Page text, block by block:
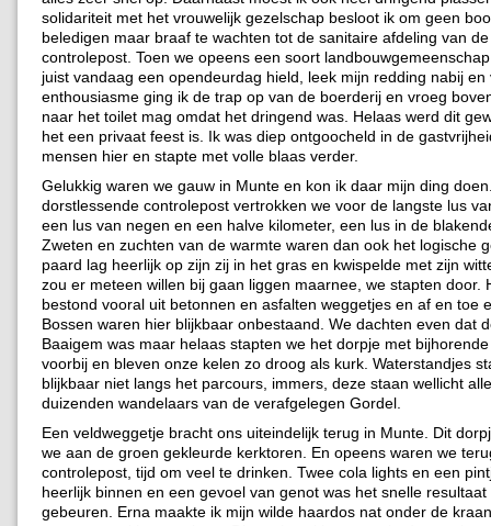
solidariteit met het vrouwelijk gezelschap besloot ik om geen
beledigen maar braaf te wachten tot de sanitaire afdeling van
controlepost. Toen we opeens een soort
juist vandaag een opendeurdag hield, leek mijn redding nabij en
enthousiasme ging ik de trap op van de boerderij en vroeg
naar het toilet mag omdat het dringend was. Helaas werd dit
het een privaat feest is. Ik was diep ontgoocheld in de
mensen hier en stapte met volle blaas verder.
Gelukkig waren we gauw in Munte en kon ik daar mijn ding
dorstlessende controlepost vertrokken we voor de langste lus
een lus van negen en een halve kilometer, een lus in de
Zweten en zuchten van de warmte waren dan ook het logische
paard lag heerlijk op zijn zij in het gras en kwispelde met zijn
zou er meteen willen bij gaan liggen maarnee, we stapten door.
bestond vooral uit betonnen en asfalten weggetjes en af en toe
Bossen waren hier blijkbaar onbestaand. We dachten even dat
Baaigem was maar helaas stapten we het dorpje met
voorbij en bleven onze kelen zo droog als kurk. Waterstandjes
blijkbaar niet langs het parcours, immers, deze staan wellicht
duizenden wandelaars van de verafgelegen Gordel.
Een veldweggetje bracht ons uiteindelijk terug in Munte. Dit
we aan de groen gekleurde kerktoren. En opeens waren we
controlepost, tijd om veel te drinken. Twee cola lights en een
heerlijk binnen en een gevoel van genot was het snelle
gebeuren. Erna maakte ik mijn wilde haardos nat onder de